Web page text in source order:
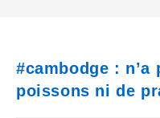
#cambodge : n’a
poissons ni de